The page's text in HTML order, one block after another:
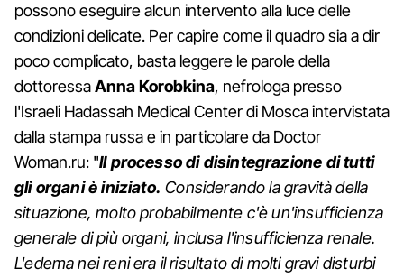
possono eseguire alcun intervento alla luce delle
condizioni delicate. Per capire come il quadro sia a dir
poco complicato, basta leggere le parole della
dottoressaAnna Korobkina, nefrologa presso
l'Israeli Hadassah Medical Center di Mosca intervistata
dalla stampa russa e in particolare da Doctor
Woman.ru: "Il processo di disintegrazione di tutti
gli organi è iniziato. Considerando la gravità della
situazione, molto probabilmente c'è un'insufficienza
generale di più organi, inclusa l'insufficienza renale.
L'edema nei reni era il risultato di molti gravi disturbi